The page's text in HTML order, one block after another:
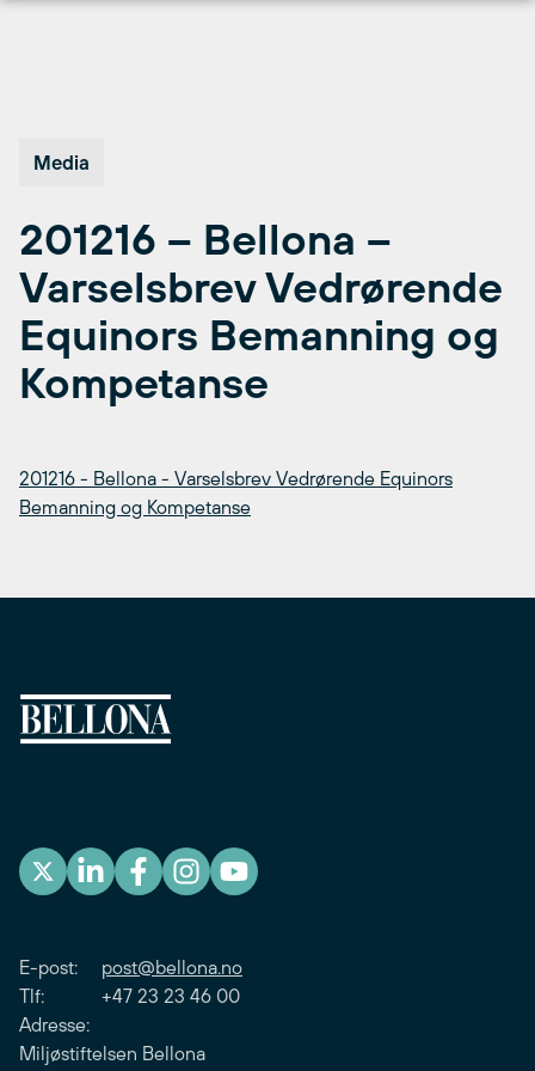
Media
201216 – Bellona –
Varselsbrev Vedrørende
Equinors Bemanning og
Kompetanse
201216 - Bellona - Varselsbrev Vedrørende Equinors
Bemanning og Kompetanse
E-post: post@bellona.no
Tlf: +47 23 23 46 00
Adresse:
Miljøstiftelsen Bellona